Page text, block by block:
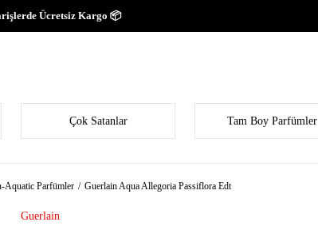
Ücretsiz Kargo 📦
Çok Satanlar Tam Boy Parfümler
Aquatic Parfümler Guerlain Aqua Allegoria Passiflora Edt
Guerlain